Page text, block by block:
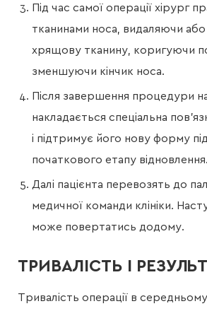
Під час самої операції хірург
тканинами носа, видаляючи
хрящову тканину, коригуючи
зменшуючи кінчик носа.
Після завершення процедури на
накладається спеціальна
і підтримує його нову форму
початкового етапу відновлення.
Далі пацієнта перевозять до
медичної команди клініки.
може повертатись додому.
ТРИВАЛІСТЬ І
Тривалість операції в